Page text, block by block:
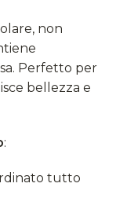
non
Perfetto per
bellezza e
:
tutto